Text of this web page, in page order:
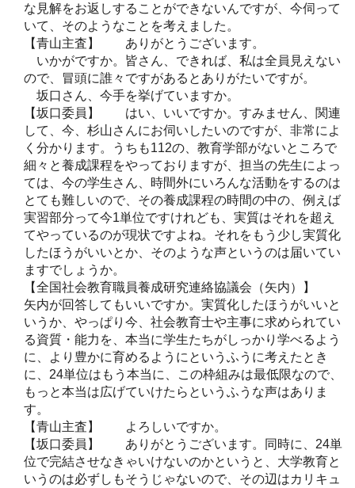
な見解をお返しすることができないんですが、今伺って
いて、そのようなことを考えました。
【青山主査】 ありがとうございます。
いかがですか。皆さん、できれば、私は全員見えない
ので、冒頭に誰々ですがあるとありがたいですが。
坂口さん、今手を挙げていますか。
【坂口委員】 はい、いいですか。すみません、関連
して、今、杉山さんにお伺いしたいのですが、非常によ
く分かります。うちも112の、教育学部がないところで
細々と養成課程をやっておりますが、担当の先生によっ
ては、今の学生さん、時間外にいろんな活動をするのは
とても難しいので、その養成課程の時間の中の、例えば
実習部分って今1単位ですけれども、実質はそれを超え
てやっているのが現状ですよね。それをもう少し実質化
したほうがいいとか、そのような声というのは届いてい
ますでしょうか。
【全国社会教育職員養成研究連絡協議会（矢内）】
矢内が回答してもいいですか。実質化したほうがいいと
いうか、やっぱり今、社会教育士や主事に求められてい
る資質・能力を、本当に学生たちがしっかり学べるよう
に、より豊かに育めるようにというふうに考えたとき
に、24単位はもう本当に、この枠組みは最低限なので、
もっと本当は広げていけたらというふうな声はありま
す。
【青山主査】 よろしいですか。
【坂口委員】 ありがとうございます。同時に、24単
位で完結させなきゃいけないのかというと、大学教育と
いうのは必ずしもそうじゃないので、その辺はカリキュ